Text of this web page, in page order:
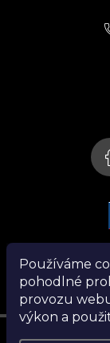
Používáme
pohodlné
provozu
výkon a
Instagram